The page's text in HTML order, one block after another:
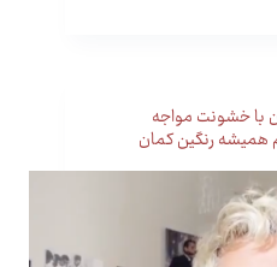
با خشونت مواجه
همیشه رنگین کمان